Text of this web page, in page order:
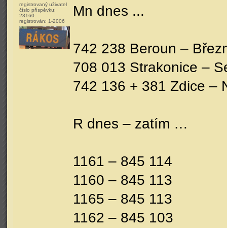
registrovaný uživatel
číslo příspěvku:
23160
registrován: 1-2006
Mn dnes ...
742 238 Beroun –
708 013 Strakonice –
742 136 + 381 Zdice –
R dnes – zatím …
1161 – 845 114
1160 – 845 113
1165 – 845 113
1162 – 845 103